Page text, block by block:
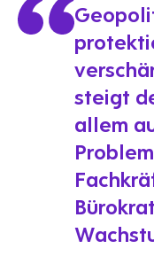
steigt
allem